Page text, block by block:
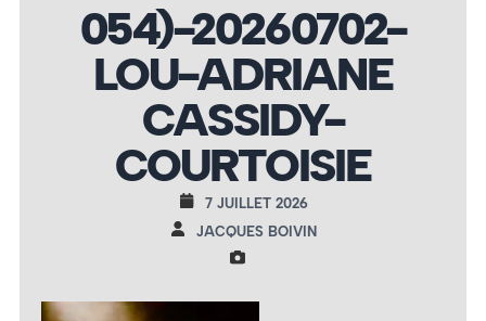
054)-20260702-
LOU-ADRIANE
CASSIDY-
COURTOISIE
7 JUILLET 2026
JACQUES BOIVIN